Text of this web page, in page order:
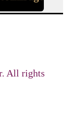
All rights